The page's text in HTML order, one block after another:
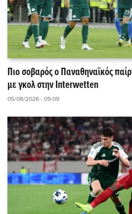
Πιο σοβαρός ο Παναθηναϊκός
με γκολ στην Interwetten
05/08/2026 - 09:09